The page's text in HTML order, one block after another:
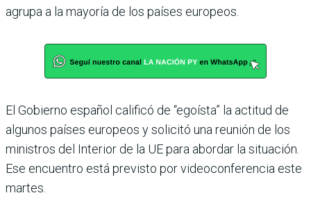
agrupa a la mayoría de los países europeos.
El Gobierno español calificó de “egoísta” la actitud de
algunos países europeos y solicitó una reunión de los
ministros del Interior de la UE para abordar la situación.
Ese encuentro está previsto por videoconferencia este
martes.